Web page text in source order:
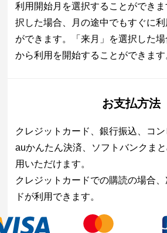
利用開始月を選択することができ
択した場合、月の途中でもすぐに
ができます。「来月」を選択した
から利用を開始することができます
お支払方法
クレジットカード、銀行振込、コン
auかんたん決済、ソフトバンクま
用いただけます。
クレジットカードでの購読の場合
ドが利用できます。